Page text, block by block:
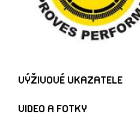
VÝŽIVOVÉ UKAZATELE
VIDEO A FOTKY